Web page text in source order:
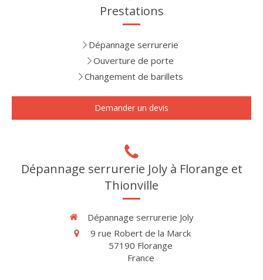
Prestations
Dépannage serrurerie
Ouverture de porte
Changement de barillets
Demander un devis
Dépannage serrurerie Joly à Florange et
Thionville
Dépannage serrurerie Joly
9 rue Robert de la Marck
57190 Florange
France